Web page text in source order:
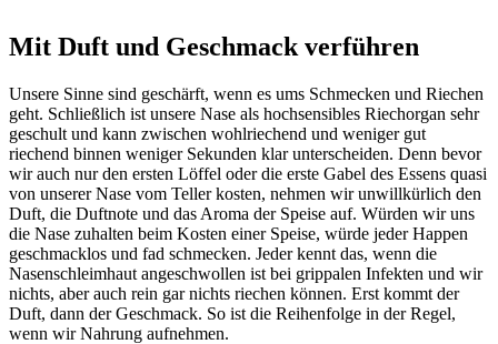
Mit Duft und Geschmack verführen
Unsere Sinne sind geschärft, wenn es ums Schmecken und Riechen
geht. Schließlich ist unsere Nase als hochsensibles Riechorgan sehr
geschult und kann zwischen wohlriechend und weniger gut
riechend binnen weniger Sekunden klar unterscheiden. Denn bevor
wir auch nur den ersten Löffel oder die erste Gabel des Essens quasi
von unserer Nase vom Teller kosten, nehmen wir unwillkürlich den
Duft, die Duftnote und das Aroma der Speise auf. Würden wir uns
die Nase zuhalten beim Kosten einer Speise, würde jeder Happen
geschmacklos und fad schmecken. Jeder kennt das, wenn die
Nasenschleimhaut angeschwollen ist bei grippalen Infekten und wir
nichts, aber auch rein gar nichts riechen können. Erst kommt der
Duft, dann der Geschmack. So ist die Reihenfolge in der Regel,
wenn wir Nahrung aufnehmen.